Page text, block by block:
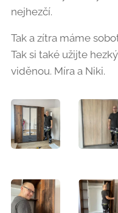
nejhezčí.
Tak a zítra máme
Tak si také užijte
viděnou. Míra a Niki.